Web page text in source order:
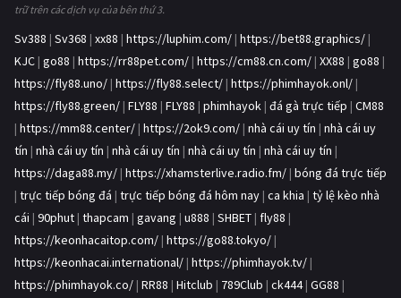
trữ trên các dịch vụ của bên thứ 3.
Sv388 | Sv368 | xx88 | https://luphim.com/ | https://bet88.graphics/ |
KJC | go88 | https://rr88pet.com/ | https://cm88.cn.com/ | XX88 | go88 |
https://fly88.uno/ | https://fly88.select/ | https://phimhayok.onl/ |
https://fly88.green/ | FLY88 | FLY88 | phimhayok | đá gà trực tiếp | CM88
| https://mm88.center/ | https://2ok9.com/ | nhà cái uy tín | nhà cái uy
tín | nhà cái uy tín | nhà cái uy tín | nhà cái uy tín | nhà cái uy tín |
https://daga88.my/ | https://xhamsterlive.radio.fm/ | bóng đá trực tiếp
| trực tiếp bóng đá | trực tiếp bóng đá hôm nay | ca khia | tỷ lệ kèo nhà
cái | 90phut | thapcam | gavang | u888 | SHBET | fly88 |
https://keonhacaitop.com/ | https://go88.tokyo/ |
https://keonhacai.international/ | https://phimhayok.tv/ |
https://phimhayok.co/ | RR88 | Hitclub | 789Club | ck444| GG88 |